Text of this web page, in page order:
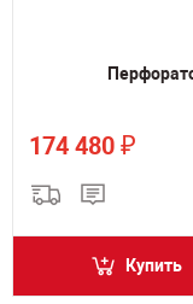
174 480 ₽
Купить